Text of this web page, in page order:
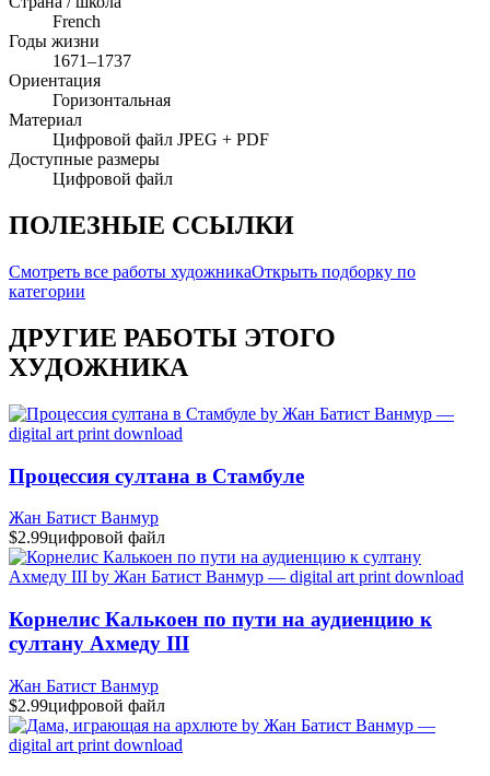
French
Годы жизни
1671–1737
Ориентация
Горизонтальная
Материал
Цифровой файл JPEG + PDF
Доступные размеры
Цифровой файл
ПОЛЕЗНЫЕ ССЫЛКИ
Смотреть все работы художникаОткрыть подборку по
категории
ДРУГИЕ РАБОТЫ ЭТОГО
ХУДОЖНИКА
Процессия султана в Стамбуле
Жан Батист Ванмур
$2.99цифровой файл
Корнелис Калькоен по пути на аудиенцию к
султану Ахмеду III
Жан Батист Ванмур
$2.99цифровой файл